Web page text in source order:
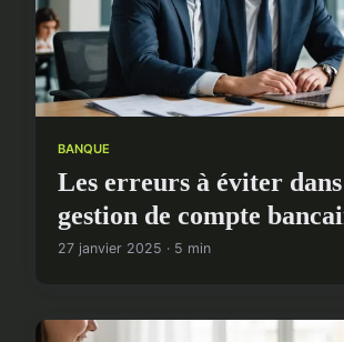
BANQUE
Les erreurs à éviter
gestion de compte
27 janvier 2025 · 5 min